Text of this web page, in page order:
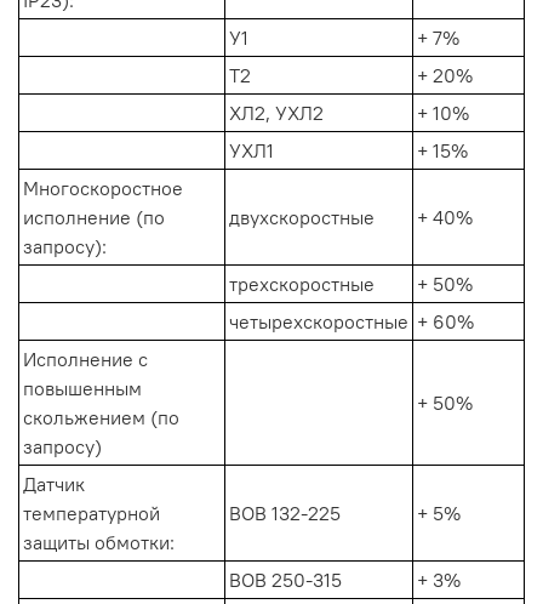
У1
+ 7%
Т2
+ 20%
ХЛ2, УХЛ2
+ 10%
УХЛ1
+ 15%
Многоскоростное
исполнение (по
запросу):
двухскоростные + 40%
трехскоростные
+ 50%
четырехскоростные + 60%
Исполнение с
повышенным
скольжением (по
запросу)
+ 50%
Датчик
температурной
защиты обмотки:
ВОВ 132-225 + 5%
ВОВ 250-315
+ 3%